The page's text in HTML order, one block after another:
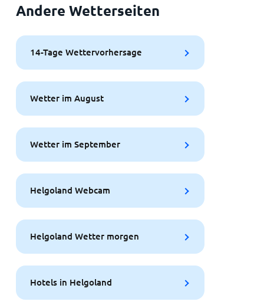
Andere Wetterseiten
14-Tage Wettervorhersage
Wetter im August
Wetter im September
Helgoland Webcam
Helgoland Wetter morgen
Hotels in Helgoland